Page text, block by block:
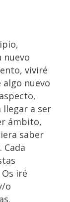
nuevo
viviré
nuevo
llegar a ser
ámbito,
saber
Cada
iré
o